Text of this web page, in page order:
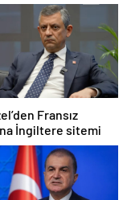
Fransız
İngiltere sitemi